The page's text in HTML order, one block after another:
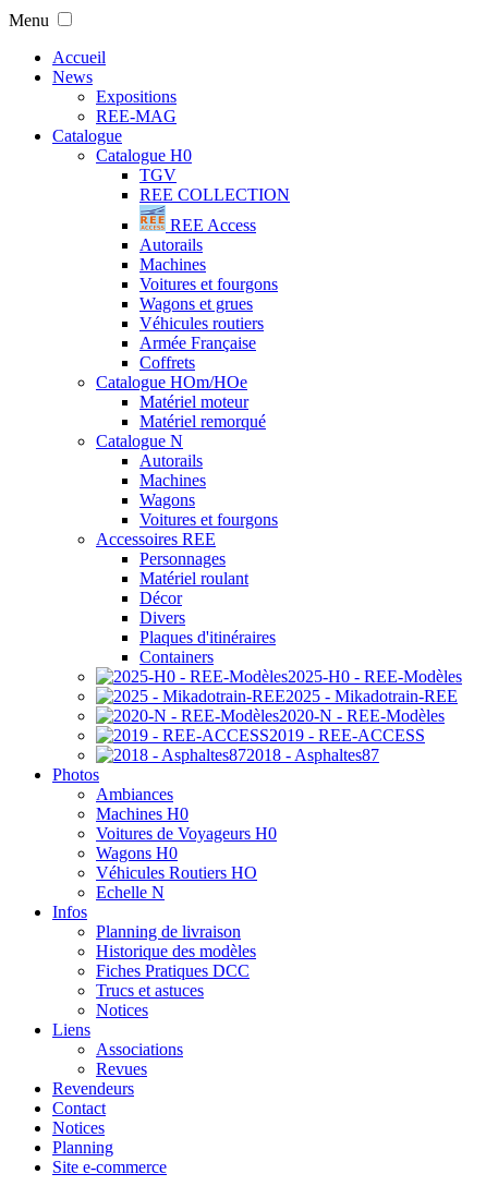
Menu
Accueil
News
Expositions
REE-MAG
Catalogue
Catalogue H0
TGV
REE COLLECTION
REE Access
Autorails
Machines
Voitures et fourgons
Wagons et grues
Véhicules routiers
Armée Française
Coffrets
Catalogue HOm/HOe
Matériel moteur
Matériel remorqué
Catalogue N
Autorails
Machines
Wagons
Voitures et fourgons
Accessoires REE
Personnages
Matériel roulant
Décor
Divers
Plaques d'itinéraires
Containers
2025-H0 - REE-Modèles
2025 - Mikadotrain-REE
2020-N - REE-Modèles
2019 - REE-ACCESS
2018 - Asphaltes87
Photos
Ambiances
Machines H0
Voitures de Voyageurs H0
Wagons H0
Véhicules Routiers HO
Echelle N
Infos
Planning de livraison
Historique des modèles
Fiches Pratiques DCC
Trucs et astuces
Notices
Liens
Associations
Revues
Revendeurs
Contact
Notices
Planning
Site e-commerce